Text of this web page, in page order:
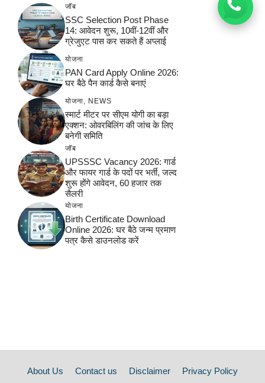
जॉब
SSC Selection Post Phase
14: आवेदन शुरू, 10वीं-12वीं और
ग्रेजुएट पास कर सकते हैं अप्लाई
योजना
PAN Card Apply Online 2026:
घर बैठे पैन कार्ड कैसे बनाएं
योजना, NEWS
स्मार्ट मीटर पर सीएम योगी का बड़ा
एक्शन: ओवरबिलिंग की जांच के लिए
बनेगी समिति
जॉब
UPSSSC Vacancy 2026: गार्ड
और फायर गार्ड के पदों पर भर्ती, जल्द
शुरू होंगे आवेदन, 60 हजार तक
सैलरी
योजना
Birth Certificate Download
Online 2026: घर बैठे जन्म प्रमाण
पत्र कैसे डाउनलोड करें
About Us Contact us Disclaimer Privacy Policy